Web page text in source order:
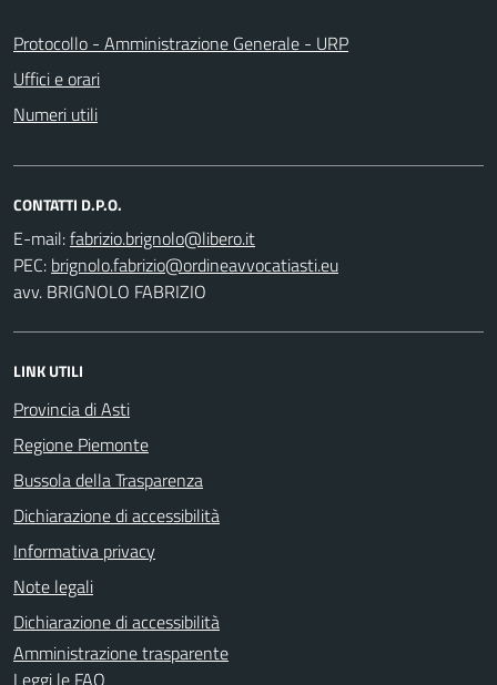
Protocollo - Amministrazione Generale - URP
Uffici e orari
Numeri utili
CONTATTI D.P.O.
E-mail:
PEC:
avv. BRIGNOLO FABRIZIO
LINK UTILI
Provincia di Asti
Regione Piemonte
Bussola della Trasparenza
Dichiarazione di accessibilità
Informativa privacy
Note legali
Dichiarazione di accessibilità
Amministrazione trasparente
Leggi le FAQ